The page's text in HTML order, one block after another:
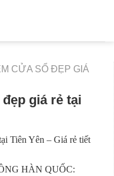
CỬA SỔ ĐẸP GIÁ
giá rẻ tại
Tiên Yên – Giá rẻ tiết
HÀN QUỐC: